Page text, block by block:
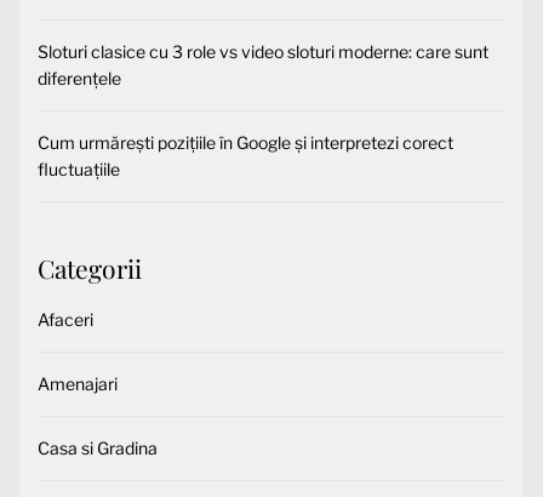
Sloturi clasice cu 3 role vs video sloturi moderne: care sunt
diferențele
Cum urmărești pozițiile în Google și interpretezi corect
fluctuațiile
Categorii
Afaceri
Amenajari
Casa si Gradina